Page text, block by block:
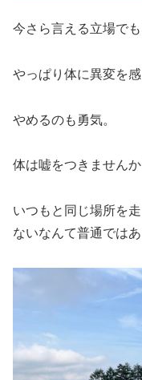
今さら言える立場で
やっぱり体に異変を
やめるのも勇気。
体は嘘をつきませんか
いつもと同じ場所を
ないなんて普通ではあ